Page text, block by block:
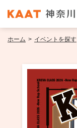
アクセシビリティ
ホーム > イベントを探す